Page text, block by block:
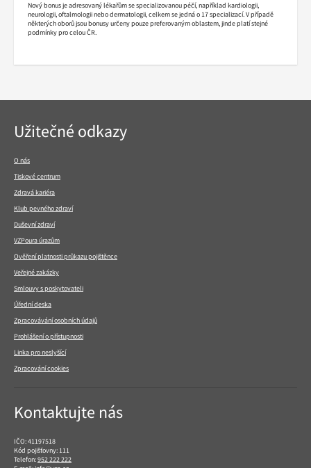
Nový bonus je adresovaný lékařům se specializovanou péčí, například kardiologii,
neurologii, oftalmologii nebo dermatologii, celkem se jedná o 17 specializací. V případě
některých oborů jsou bonusy určeny pouze preferovaným oblastem, jinde platí stejné
podmínky pro celou ČR.
Navigace
v
Užitečné odkazy
O nás
Tiskové centrum
Zdravá kariéra
Klub pevného zdraví
Duševní zdraví
VZPoura úrazům
Ověření platnosti průkazu pojištěnce
Veřejné zakázky
Smlouvy s poskytovateli
Úřední deska
Zpracovávání osobních údajů
Prohlášení o přístupnosti
Linka pro neslyšící
Zpracování cookies
Kontaktujte nás
IČO: 41197518
Kód pojišťovny: 111
Telefon:952 222 222